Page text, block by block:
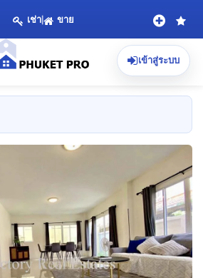
เช่า| ขาย
เข้าสู่ระบบ